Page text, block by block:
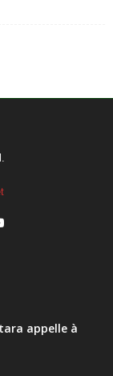
appelle à